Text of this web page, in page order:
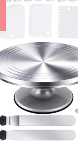
des
durables
sans ploiement
Finition Polie
Style Classique
Doté d'une
miroir lisse
moderne et
associé à un
classique et
s'adapte à toute
décoration de
repas
occasions